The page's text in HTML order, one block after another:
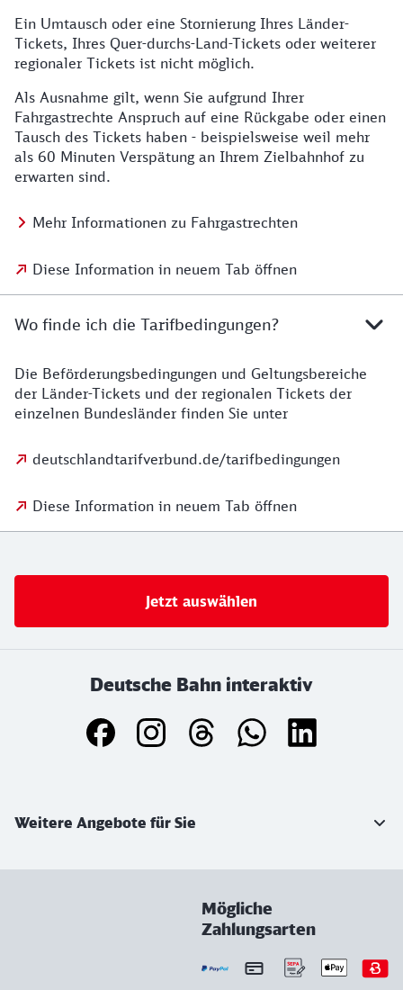
Ein Umtausch oder eine Stornierung Ihres Länder-
Tickets, Ihres Quer-durchs-Land-Tickets oder weiterer
regionaler Tickets ist nicht möglich.
Als Ausnahme gilt, wenn Sie aufgrund Ihrer
Fahrgastrechte Anspruch auf eine Rückgabe oder einen
Tausch des Tickets haben - beispielsweise weil mehr
als 60 Minuten Verspätung an Ihrem Zielbahnhof zu
erwarten sind.
Mehr Informationen zu Fahrgastrechten
Diese Information in neuem Tab öffnen
Wo finde ich die Tarifbedingungen?
Die Beförderungsbedingungen und Geltungsbereiche
der Länder-Tickets und der regionalen Tickets der
einzelnen Bundesländer finden Sie unter
deutschlandtarifverbund.de/tarifbedingungen
Diese Information in neuem Tab öffnen
Jetzt auswählen
Deutsche Bahn interaktiv
Weitere Angebote für Sie
Mögliche
Zahlungsarten